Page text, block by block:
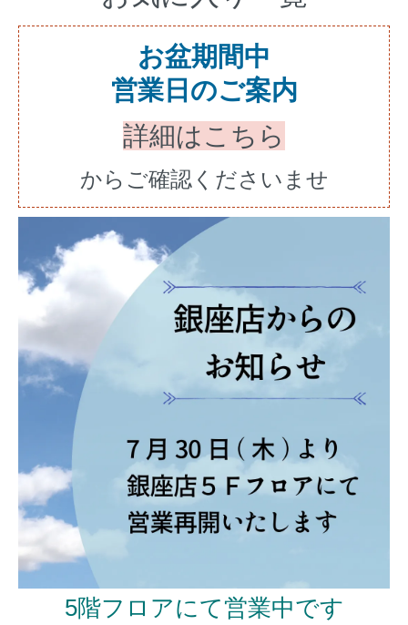
お盆期間中
営業日のご案内
詳細はこちら
からご確認くださいませ
5階フロアにて営業中です